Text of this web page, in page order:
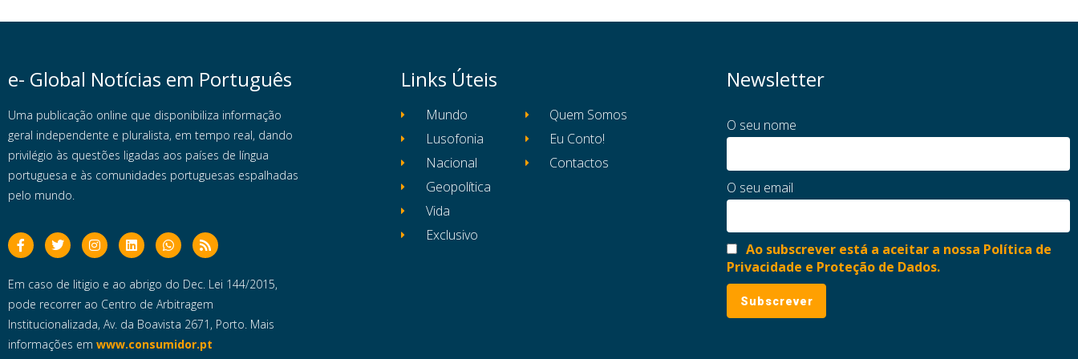
e- Global Notícias em Português
Uma publicação online que disponibiliza informação
geral independente e pluralista, em tempo real, dando
privilégio às questões ligadas aos países de língua
portuguesa e às comunidades portuguesas espalhadas
pelo mundo.
Em caso de litigio e ao abrigo do Dec. Lei 144/2015,
pode recorrer ao Centro de Arbitragem
Institucionalizada, Av. da Boavista 2671, Porto. Mais
informações em www.consumidor.pt
Links Úteis
Mundo
Lusofonia
Nacional
Geopolítica
Vida
Exclusivo
Quem Somos
Eu Conto!
Contactos
Newsletter
O seu nome
O seu email
Ao subscrever está a aceitar a nossa Política de
Privacidade e Proteção de Dados.